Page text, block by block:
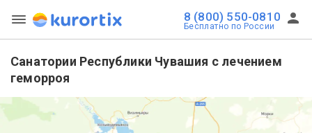
8 (800) 550-0810
Бесплатно по России
Санатории Республики Чувашия с лечением
геморроя